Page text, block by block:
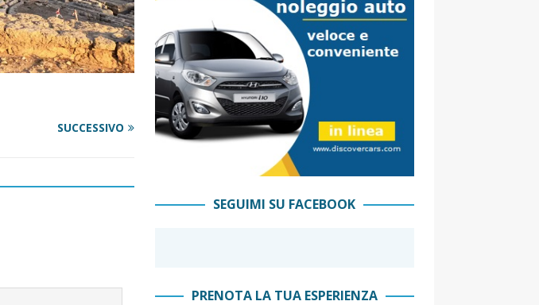
SUCCESSIVO
SEGUIMI SU FACEBOOK
PRENOTA LA TUA ESPERIENZA